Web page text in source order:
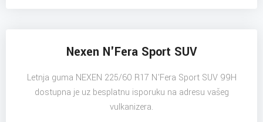
Nexen N'Fera Sport SUV
Letnja guma NEXEN 225/60 R17 N'Fera Sport SUV 99H
dostupna je uz besplatnu isporuku na adresu vašeg
vulkanizera.